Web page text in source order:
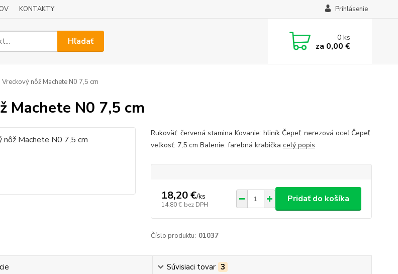
KONTAKTY Prihlásenie
Hľadať 0ks
za 0,00 €
Vreckový nôž Machete N0 7,5 cm
Machete N0 7,5 cm
Rukoväť: červená stamina Kovanie: hliník Čepeľ: nerezová oceľ Čepeľ
veľkosť: 7,5 cm Balenie: farebná krabička celý popis
18,20 €/ks
14,80 € bez DPH
Pridať do košíka
Číslo produktu: 01037
Súvisiaci tovar 3